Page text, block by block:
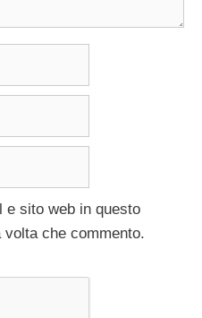
e sito web in questo
che commento.